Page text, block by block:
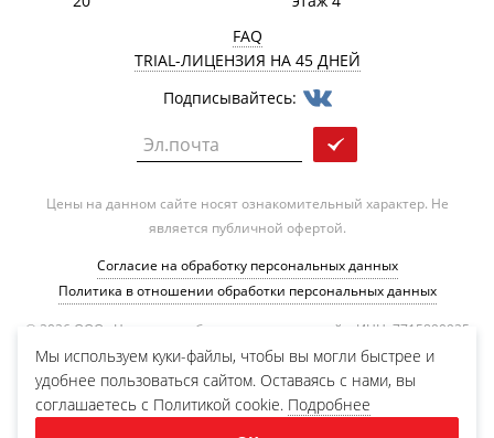
Мы используем куки-файлы, чтобы вы могли быстрее и
удобнее пользоваться сайтом. Оставаясь с нами, вы
соглашаетесь с Политикой cookie. Подробнее
FAQ
TRIAL-ЛИЦЕНЗИЯ НА 45 ДНЕЙ
Подписывайтесь:
Цены на данном сайте носят ознакомительный характер. Не
является публичной офертой.
Согласие на обработку персональных данных
Политика в отношении обработки персональных данных
© 2026 ООО «Центр разработки и исследований», ИНН: 7715890925
Код ОКВЭД: 62.01, Разработка компьютерного программного
обеспечения.
Коды видов деятельности в области ИТ: 1.01 и 2.0.